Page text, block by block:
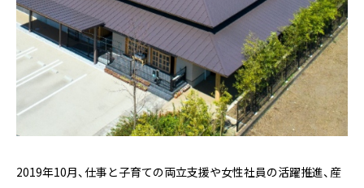
2019年10月、仕事と子育ての両立支援や女性社員の活躍推進、産